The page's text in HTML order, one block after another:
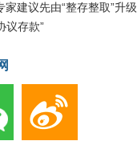
家建议先由“整存整取”升级
议存款”